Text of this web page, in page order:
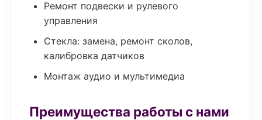
Ремонт подвески и рулевого
управления
Стекла: замена, ремонт сколов,
калибровка датчиков
Монтаж аудио и мультимедиа
Преимущества работы с нами